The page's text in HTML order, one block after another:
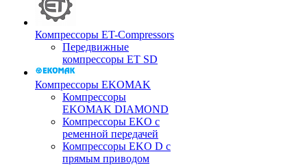
Компрессоры ET-Compressors
Передвижные
компрессоры ET SD
Компрессоры EKOMAK
Компрессоры
EKOMAK DIAMOND
Компрессоры EKO c
ременной передачей
Компрессоры EKO D с
прямым приводом